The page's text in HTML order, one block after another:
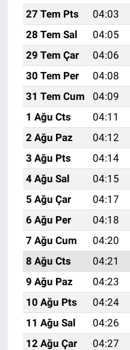
27 Tem Pts
04:03
28 Tem Sal
04:05
29 Tem Çar
04:06
30 Tem Per
04:08
31 Tem Cum
04:09
1 Ağu Cts
04:11
2 Ağu Paz
04:12
3 Ağu Pts
04:14
4 Ağu Sal
04:15
5 Ağu Çar
04:17
6 Ağu Per
04:18
7 Ağu Cum
04:20
8 Ağu Cts
04:21
9 Ağu Paz
04:23
10 Ağu Pts
04:24
11 Ağu Sal
04:26
12 Ağu Çar
04:27